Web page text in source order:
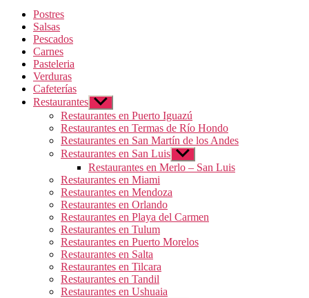
Postres
Salsas
Pescados
Carnes
Pasteleria
Verduras
Cafeterías
Restaurantes Mostrar
el
submenú
Restaurantes en Puerto Iguazú
Restaurantes en Termas de Río Hondo
Restaurantes en San Martín de los Andes
Restaurantes en San Luis Mostrar
el
submenú
Restaurantes en Merlo – San Luis
Restaurantes en Miami
Restaurantes en Mendoza
Restaurantes en Orlando
Restaurantes en Playa del Carmen
Restaurantes en Tulum
Restaurantes en Puerto Morelos
Restaurantes en Salta
Restaurantes en Tilcara
Restaurantes en Tandil
Restaurantes en Ushuaia